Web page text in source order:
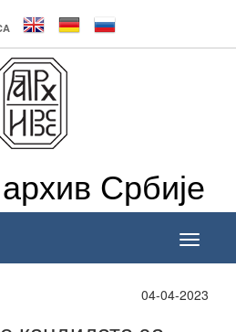
Србије
Toggle
04-04-2023